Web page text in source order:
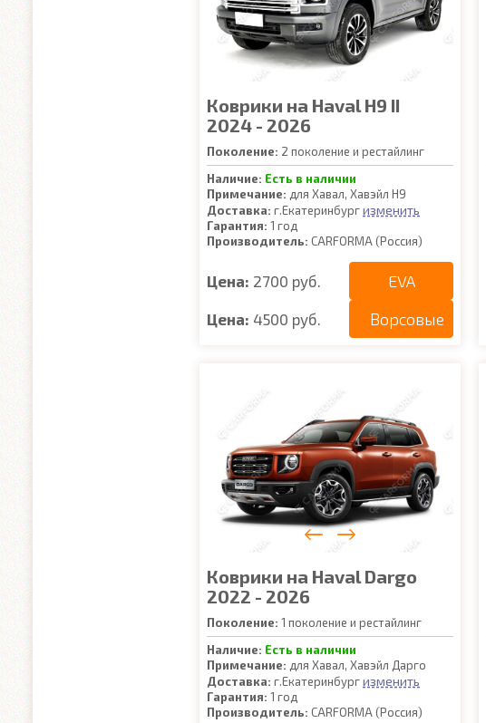
Коврики на Haval H9 II
2024 - 2026
Поколение: 2 поколение и рестайлинг
Наличие: Есть в наличии
Примечание: для Хавал, Хавэйл Н9
Доставка: г.Екатеринбургизменить
Гарантия: 1 год
Производитель: CARFORMA (Россия)
Цена: 2700 руб. EVA
Цена: 4500 руб. Ворсовые
Коврики на Haval Dargo
2022 - 2026
Поколение: 1 поколение и рестайлинг
Наличие: Есть в наличии
Примечание: для Хавал, Хавэйл Дарго
Доставка: г.Екатеринбургизменить
Гарантия: 1 год
Производитель: CARFORMA (Россия)